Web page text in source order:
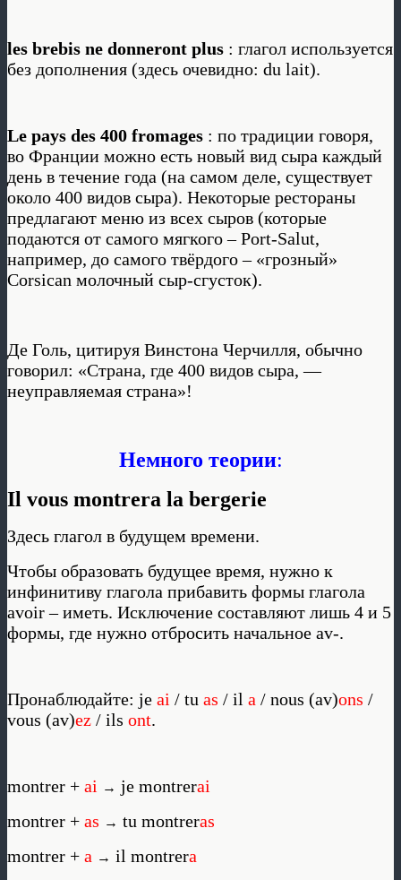
les brebis ne donneront plus : глагол используется
без дополнения (здесь очевидно: du lait).
Le pays des 400 fromages : по традиции говоря,
во Франции можно есть новый вид сыра каждый
день в течение года (на самом деле, существует
около 400 видов сыра). Некоторые рестораны
предлагают меню из всех сыров (которые
подаются от самого мягкого – Port-Salut,
например, до самого твёрдого – «грозный»
Corsican молочный сыр-сгусток).
Де Голь, цитируя Винстона Черчилля, обычно
говорил: «Страна, где 400 видов сыра, —
неуправляемая страна»!
Немного теории:
Il vous montrera la bergerie
Здесь глагол в будущем времени.
Чтобы образовать будущее время, нужно к
инфинитиву глагола прибавить формы глагола
avoir – иметь. Исключение составляют лишь 4 и 5
формы, где нужно отбросить начальное av-.
Пронаблюдайте: je ai / tu as / il a / nous (av)ons /
vous (av)ez / ils ont.
montrer + ai → je montrerai
montrer + as → tu montreras
montrer + a → il montrera